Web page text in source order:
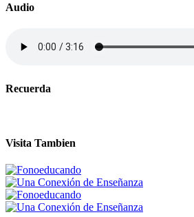
Audio
Recuerda
Visita Tambien